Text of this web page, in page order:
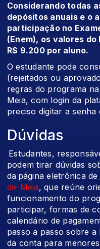
Considerando todas
depósitos anuais e o
participação no
(Enem), os valores
R$ 9.200 por aluno.
O estudante pode
(rejeitados ou
regras do programa
Meia, com login da
preciso digitar a senha
Dúvidas
Estudantes,
podem tirar dúvidas
da página eletrônica de
de-Meia, que reúne
funcionamento do
participar, formas de
calendário de
passo a passo sobre
da conta para menores